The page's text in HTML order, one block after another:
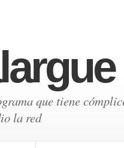
que tiene
la red